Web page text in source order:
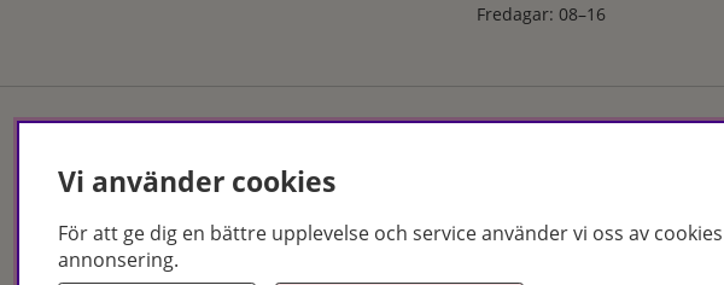
Fredagar: 08–16
produkter och behandlingar för just dina behov.
Jönköping och Malmö.
Vi använder cookies
För att ge dig en bättre upplevelse och service använder vi oss av
annonsering.